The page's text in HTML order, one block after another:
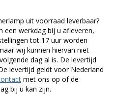
uit voorraad leverbaar?
een werkdag bij u afleveren,
tot 17 uur worden
wij kunnen hiervan niet
dag al is. De levertijd
levertijd geldt voor Nederland
met ons op of de
bij u kan zijn.